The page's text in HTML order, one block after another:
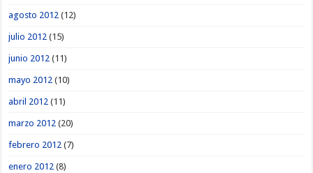
agosto 2012 (12)
julio 2012 (15)
junio 2012 (11)
mayo 2012 (10)
abril 2012 (11)
marzo 2012 (20)
febrero 2012 (7)
enero 2012 (8)